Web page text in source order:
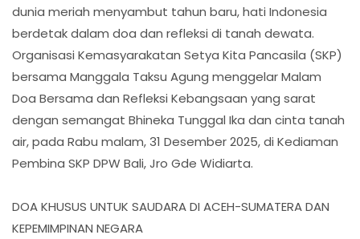
dunia meriah menyambut tahun baru, hati Indonesia
berdetak dalam doa dan refleksi di tanah dewata.
Organisasi Kemasyarakatan Setya Kita Pancasila (SKP)
bersama Manggala Taksu Agung menggelar Malam
Doa Bersama dan Refleksi Kebangsaan yang sarat
dengan semangat Bhineka Tunggal Ika dan cinta tanah
air, pada Rabu malam, 31 Desember 2025, di Kediaman
Pembina SKP DPW Bali, Jro Gde Widiarta.
DOA KHUSUS UNTUK SAUDARA DI ACEH-SUMATERA DAN
KEPEMIMPINAN NEGARA